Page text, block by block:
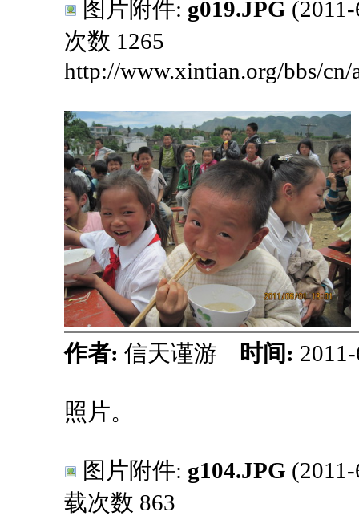
图片附件: g019.JPG
次数 1265
http://www.xintian.org/bbs/cn/
作者: 信天谨游 时间:
照片。
图片附件: g104.JPG
载次数 863